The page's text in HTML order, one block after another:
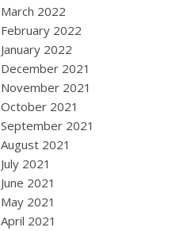
March 2022
February 2022
January 2022
December 2021
November 2021
October 2021
September 2021
August 2021
July 2021
June 2021
May 2021
April 2021